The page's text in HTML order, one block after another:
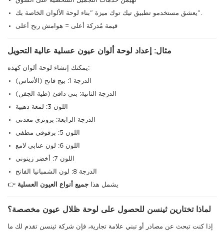
يعشق مستخدمو تطبيق تيك توك ميزة "بناء لوحة الألوان الخاصة بك".
قيمة مُدركة أعلى = هوامش ربح أعلى
مثال: إعداد لوحة ألوان عيون عسلية عالية التحويل
يمكنك إنشاء لوحة ألوان كهذه:
الدرجة 1: بيج فاتح (الأساس)
الدرجة الثانية: بني دافئ (طية الجفن)
اللون 3: لمعة ذهبية
الدرجة الرابعة: برونزي معدني
اللون 5: برقوقي مطفي
اللون 6: لون عنابي لامع
اللون 7: أخضر زيتوني
الدرجة 8: لون الشمبانيا الفاتح
👉 يشمل هذا جميع أنواع العيون العسلية
لماذا تختارين ثينسن للحصول على لوحة ظلال عيون مخصصة؟
إذا كنت تبحث عن مصادر أو تبني علامة تجارية، فإن شركة ثينسن تقدم لك ما